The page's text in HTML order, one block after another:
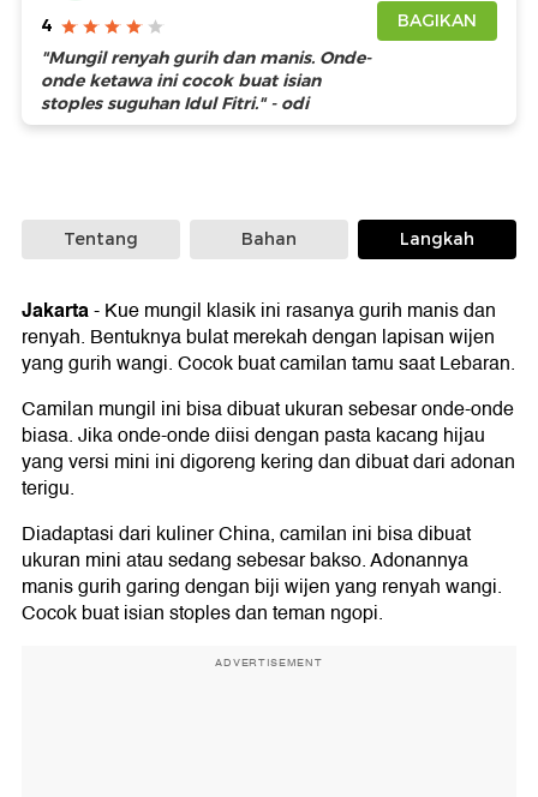
4
"Mungil renyah gurih dan manis. Onde-
onde ketawa ini cocok buat isian
stoples suguhan Idul Fitri." - odi
BAGIKAN
Tentang Bahan Langkah
Jakarta-Kue mungil klasik ini rasanya gurih manis dan
renyah. Bentuknya bulat merekah dengan lapisan wijen
yang gurih wangi. Cocok buat camilan tamu saat Lebaran.
Camilan mungil ini bisa dibuat ukuran sebesar onde-onde
biasa. Jika onde-onde diisi dengan pasta kacang hijau
yang versi mini ini digoreng kering dan dibuat dari adonan
terigu.
Diadaptasi dari kuliner China, camilan ini bisa dibuat
ukuran mini atau sedang sebesar bakso. Adonannya
manis gurih garing dengan biji wijen yang renyah wangi.
Cocok buat isian stoples dan teman ngopi.
ADVERTISEMENT